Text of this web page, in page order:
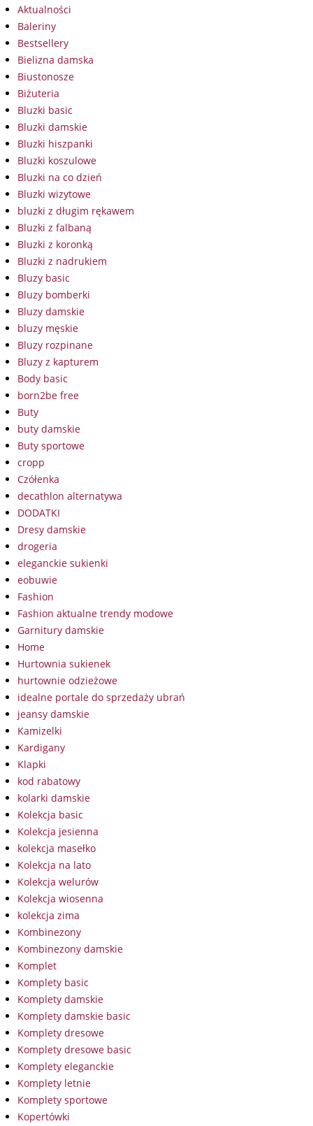
Aktualności
Baleriny
Bestsellery
Bielizna damska
Biustonosze
Biżuteria
Bluzki basic
Bluzki damskie
Bluzki hiszpanki
Bluzki koszulowe
Bluzki na co dzień
Bluzki wizytowe
bluzki z długim rękawem
Bluzki z falbaną
Bluzki z koronką
Bluzki z nadrukiem
Bluzy basic
Bluzy bomberki
Bluzy damskie
bluzy męskie
Bluzy rozpinane
Bluzy z kapturem
Body basic
born2be free
Buty
buty damskie
Buty sportowe
cropp
Czółenka
decathlon alternatywa
DODATKI
Dresy damskie
drogeria
eleganckie sukienki
eobuwie
Fashion
Fashion aktualne trendy modowe
Garnitury damskie
Home
Hurtownia sukienek
hurtownie odzieżowe
idealne portale do sprzedaży ubrań
jeansy damskie
Kamizelki
Kardigany
Klapki
kod rabatowy
kolarki damskie
Kolekcja basic
Kolekcja jesienna
kolekcja masełko
Kolekcja na lato
Kolekcja welurów
Kolekcja wiosenna
kolekcja zima
Kombinezony
Kombinezony damskie
Komplet
Komplety basic
Komplety damskie
Komplety damskie basic
Komplety dresowe
Komplety dresowe basic
Komplety eleganckie
Komplety letnie
Komplety sportowe
Kopertówki